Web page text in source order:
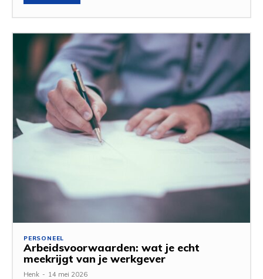
PERSONEEL
Arbeidsvoorwaarden: wat je echt
meekrijgt van je werkgever
Henk - 14 mei 2026